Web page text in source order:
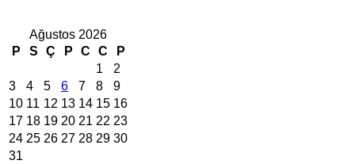
Ağustos 2026
P
S Ç P C C
P
1
2
3
4 5 6 7 8
9
10 11 12 13 14 15 16
17 18 19 20 21 22 23
24 25 26 27 28 29 30
31